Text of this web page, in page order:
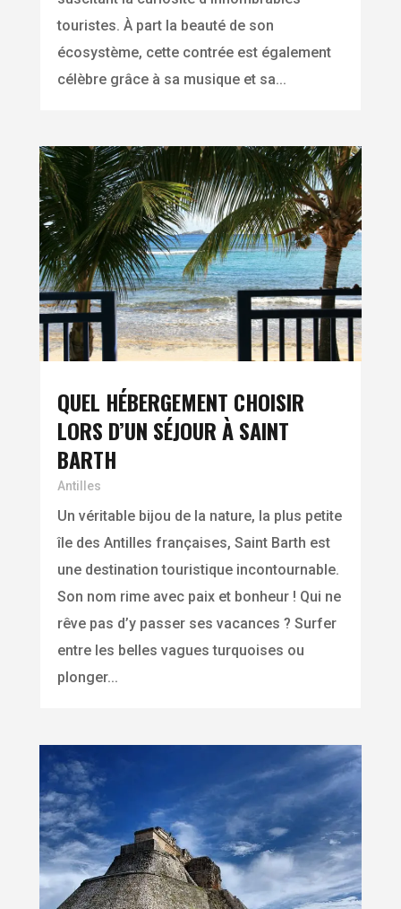
touristes. À part la beauté de son
écosystème, cette contrée est également
célèbre grâce à sa musique et sa...
QUEL HÉBERGEMENT CHOISIR
LORS D’UN SÉJOUR À SAINT
BARTH
Antilles
Un véritable bijou de la nature, la plus petite
île des Antilles françaises, Saint Barth est
une destination touristique incontournable.
Son nom rime avec paix et bonheur ! Qui ne
rêve pas d’y passer ses vacances ? Surfer
entre les belles vagues turquoises ou
plonger...